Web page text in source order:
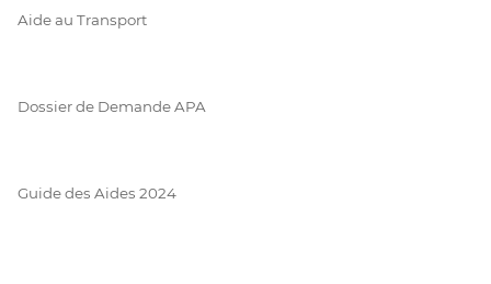
Aide au Transport
Dossier de Demande APA
Guide des Aides 2024